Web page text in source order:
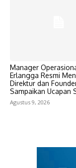
Manager
Erlangga Resmi
Direktur dan
Sampaikan Ucapan
Agustus 9, 2026